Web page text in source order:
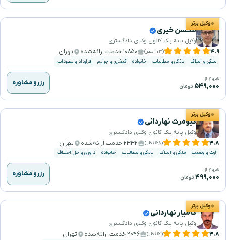
وکیل برتر
محسن خیری
وکیل پایه یک کانون وکلای دادگستری
۴.۹ (۱۱۰۳ نظر) ۱۰۸۵۰ خدمت ارائه‌شده تهران
ملکی و املاک بانکی و مطالبات خانواده کیفری و جرایم قرارداد و تعهدات
شروع از
۵۴۹,۰۰۰ تومان رزرو مشاوره
وکیل برتر
کیومرث نهاردانی
وکیل پایه یک کانون وکلای دادگستری
۴.۸ (۱۶۸ نظر) ۲۳۳۲ خدمت ارائه‌شده تهران
ارث و وصیت ملکی و املاک بانکی و مطالبات خانواده داوری و حل اختلاف
شروع از
۴۹۹,۰۰۰ تومان رزرو مشاوره
وکیل برتر
کامیار نهاردانی
وکیل پایه یک کانون وکلای دادگستری
۴.۸ (۱۶۱ نظر) ۲۰۴۶ خدمت ارائه‌شده تهران